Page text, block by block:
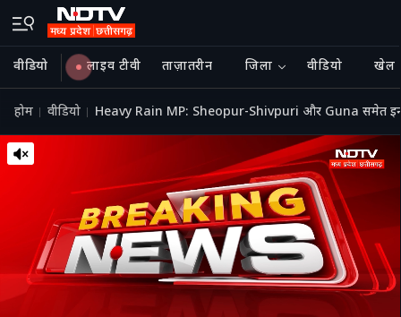
वीडियो लाइव टीवी ताज़ातरीन जिला वीडियो खेल
होम वीडियो Heavy Rain MP: Sheopur-Shivpuri और Guna समेत